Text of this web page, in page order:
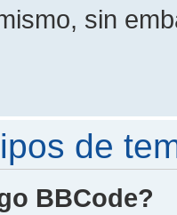
sin
de
BBCode?